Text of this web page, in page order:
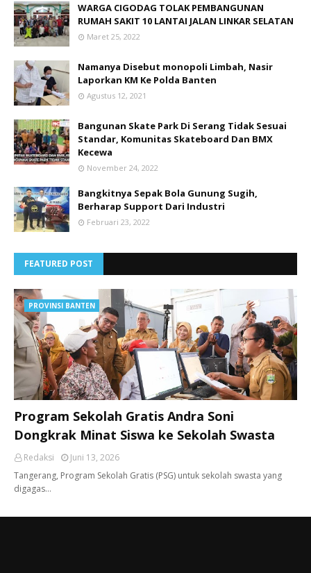
WARGA CIGODAG TOLAK PEMBANGUNAN
RUMAH SAKIT 10 LANTAI JALAN LINKAR SELATAN
Maret 25, 2022
Namanya Disebut monopoli Limbah, Nasir
Laporkan KM Ke Polda Banten
Agustus 12, 2021
Bangunan Skate Park Di Serang Tidak Sesuai
Standar, Komunitas Skateboard Dan BMX
Kecewa
November 24, 2022
Bangkitnya Sepak Bola Gunung Sugih,
Berharap Support Dari Industri
Februari 23, 2022
FEATURED POST
PROVINSI BANTEN
Program Sekolah Gratis Andra Soni
Dongkrak Minat Siswa ke Sekolah Swasta
Redaksi
Juni 13, 2026
Tangerang, ​Program Sekolah Gratis (PSG) untuk sekolah swasta yang
digagas…